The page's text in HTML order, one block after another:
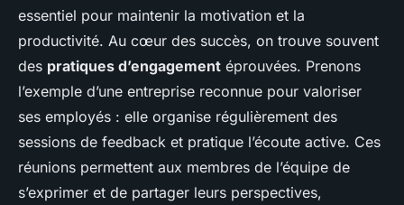
essentiel pour maintenir la motivation et la
productivité. Au cœur des succès, on trouve souvent
des pratiques d’engagement éprouvées. Prenons
l’exemple d’une entreprise reconnue pour valoriser
ses employés : elle organise régulièrement des
sessions de feedback et pratique l’écoute active. Ces
réunions permettent aux membres de l’équipe de
s’exprimer et de partager leurs perspectives,